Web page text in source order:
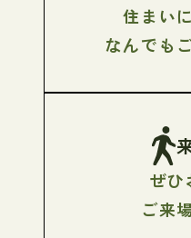
住まい
なんでも
ぜひ
ご来